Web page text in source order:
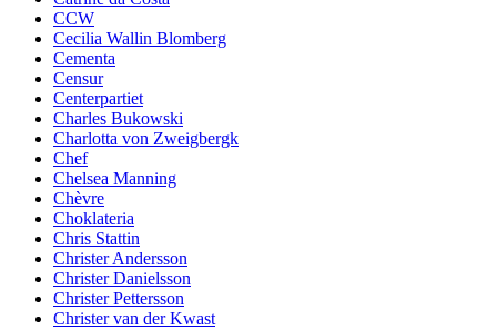
CCW
Cecilia Wallin Blomberg
Cementa
Censur
Centerpartiet
Charles Bukowski
Charlotta von Zweigbergk
Chef
Chelsea Manning
Chèvre
Choklateria
Chris Stattin
Christer Andersson
Christer Danielsson
Christer Pettersson
Christer van der Kwast